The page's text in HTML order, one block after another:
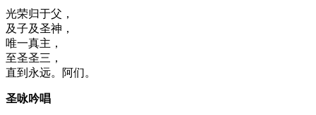
光荣归于父，
及子及圣神，
唯一真主，
至圣圣三，
直到永远。阿们。
圣咏吟唱